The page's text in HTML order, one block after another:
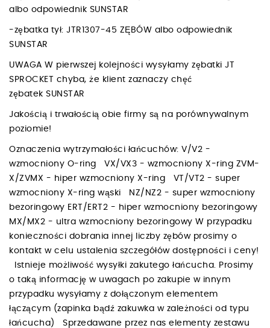
albo odpowiednik SUNSTAR
-zębatka tył: JTR1307-45 ZĘBÓW albo odpowiednik
SUNSTAR
UWAGA W pierwszej kolejności wysyłamy zębatki JT
SPROCKET chyba, że klient zaznaczy chęć
zębatek SUNSTAR
Jakością i trwałością obie firmy są na porównywalnym
poziomie!
Oznaczenia wytrzymałości łańcuchów: V/V2 -
wzmocniony O-ring VX/VX3 - wzmocniony X-ring ZVM-
X/ZVMX - hiper wzmocniony X-ring VT/VT2 - super
wzmocniony X-ring wąski NZ/NZ2 - super wzmocniony
bezoringowy ERT/ERT2 - hiper wzmocniony bezoringowy
MX/MX2 - ultra wzmocniony bezoringowy W przypadku
konieczności dobrania innej liczby zębów prosimy o
kontakt w celu ustalenia szczegółów dostępności i ceny!
Istnieje możliwość wysyłki zakutego łańcucha. Prosimy
o taką informację w uwagach po zakupie w innym
przypadku wysyłamy z dołączonym elementem
łączącym (zapinka bądź zakuwka w zależności od typu
łańcucha) Sprzedawane przez nas elementy zestawu